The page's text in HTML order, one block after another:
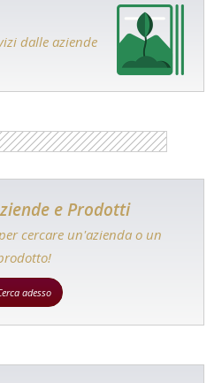
dalle aziende
e Prodotti
cercare un'azienda o un
adesso